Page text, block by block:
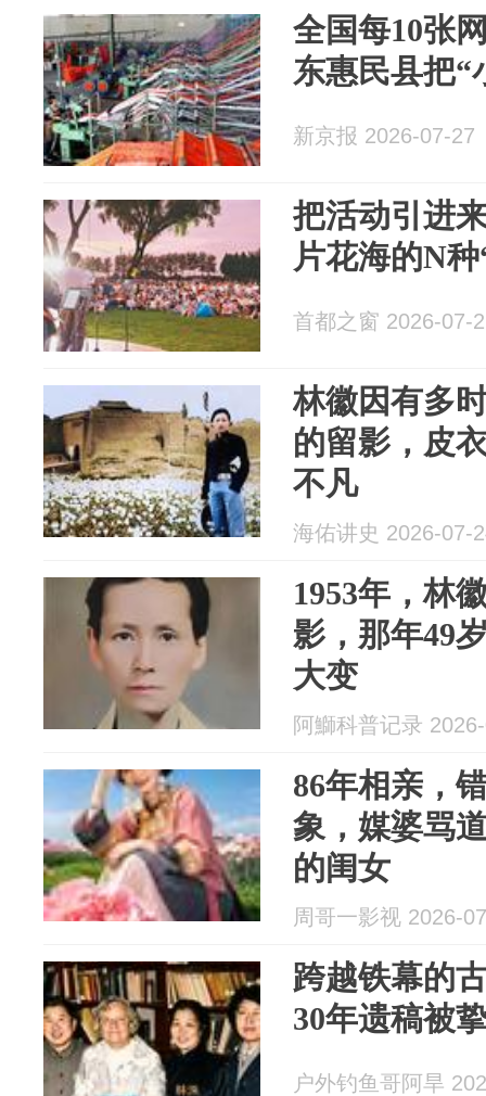
全国每10张
东惠民县把“
新京报 2026-07-27
把活动引进
片花海的N
首都之窗 2026-07-
林徽因有多
的留影，皮
不凡
海佑讲史 2026-07-
1953年，林
影，那年49
大变
阿鰤科普记录
86年相亲，
象，媒婆骂
的闺女
周哥一影视 2026-
跨越铁幕的
30年遗稿被
户外钓鱼哥阿旱